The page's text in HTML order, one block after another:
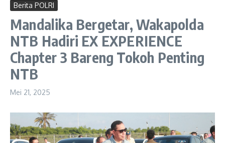
Berita POLRI
Mandalika Bergetar, Wakapolda
NTB Hadiri EX EXPERIENCE
Chapter 3 Bareng Tokoh Penting
NTB
Mei 21, 2025